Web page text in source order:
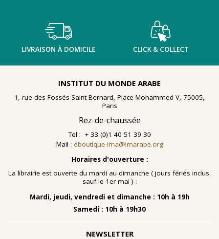
LIVRAISON À DOMICILE CLICK & COLLECT
INSTITUT DU MONDE ARABE
1, rue des Fossés-Saint-Bernard, Place Mohammed-V, 75005,
Paris
Rez-de-chaussée
Tel : + 33 (0)1 40 51 39 30
Mail :eboutique-ima@imarabe.org
Horaires d'ouverture :
La librairie est ouverte du mardi au dimanche ( jours fériés inclus,
sauf le 1er mai ) :
Mardi, jeudi, vendredi et dimanche : 10h à 19h
Samedi : 10h à 19h30
NEWSLETTER